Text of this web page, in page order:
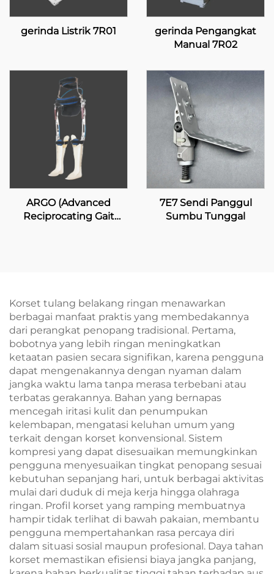
gerinda Listrik 7R01
gerinda Pengangkat
Manual 7R02
ARGO (Advanced
Reciprocating Gait
7E7 Sendi Panggul
Sumbu Tunggal
Korset tulang belakang ringan menawarkan
berbagai manfaat praktis yang membedakannya
dari perangkat penopang tradisional. Pertama,
bobotnya yang lebih ringan meningkatkan
ketaatan pasien secara signifikan, karena pengguna
dapat mengenakannya dengan nyaman dalam
jangka waktu lama tanpa merasa terbebani atau
terbatas gerakannya. Bahan yang bernapas
mencegah iritasi kulit dan penumpukan
kelembapan, mengatasi keluhan umum yang
terkait dengan korset konvensional. Sistem
kompresi yang dapat disesuaikan memungkinkan
pengguna menyesuaikan tingkat penopang sesuai
kebutuhan sepanjang hari, untuk berbagai aktivitas
mulai dari duduk di meja kerja hingga olahraga
ringan. Profil korset yang ramping membuatnya
hampir tidak terlihat di bawah pakaian, membantu
pengguna mempertahankan rasa percaya diri
dalam situasi sosial maupun profesional. Daya tahan
korset memastikan efisiensi biaya jangka panjang,